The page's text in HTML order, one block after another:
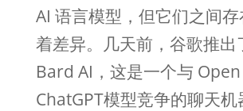
AI 语言模型，但它们之间
着差异。几天前，谷歌推出
Bard AI，这是一个与 Open
ChatGPT模型竞争的聊天机